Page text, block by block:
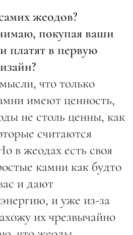
жеодов?
покупая ваши
платят в первую
что только
имеют ценность,
не столь ценны, как
считаются
в жеодах есть своя
камни как будто
и дают
и уже из-за
их чрезвычайно